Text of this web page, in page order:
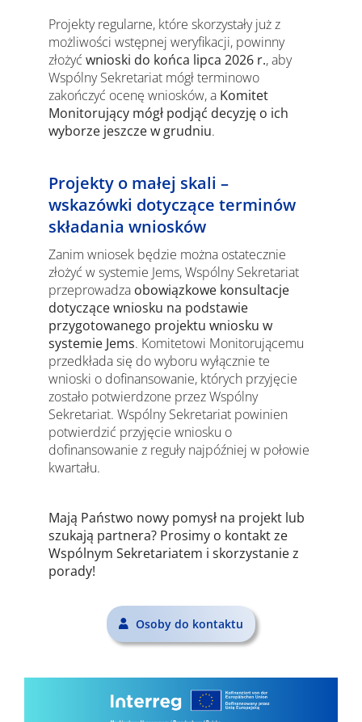
Projekty regularne, które skorzystały już z
możliwości wstępnej weryfikacji, powinny
złożyć wnioski do końca lipca 2026 r., aby
Wspólny Sekretariat mógł terminowo
zakończyć ocenę wniosków, a Komitet
Monitorujący mógł podjąć decyzję o ich
wyborze jeszcze w grudniu.
Projekty o małej skali –
wskazówki dotyczące terminów
składania wniosków
Zanim wniosek będzie można ostatecznie
złożyć w systemie Jems, Wspólny Sekretariat
przeprowadza obowiązkowe konsultacje
dotyczące wniosku na podstawie
przygotowanego projektu wniosku w
systemie Jems. Komitetowi Monitorującemu
przedkłada się do wyboru wyłącznie te
wnioski o dofinansowanie, których przyjęcie
zostało potwierdzone przez Wspólny
Sekretariat. Wspólny Sekretariat powinien
potwierdzić przyjęcie wniosku o
dofinansowanie z reguły najpóźniej w połowie
kwartału.
Mają Państwo nowy pomysł na projekt lub
szukają partnera? Prosimy o kontakt ze
Wspólnym Sekretariatem i skorzystanie z
porady!
Osoby do kontaktu